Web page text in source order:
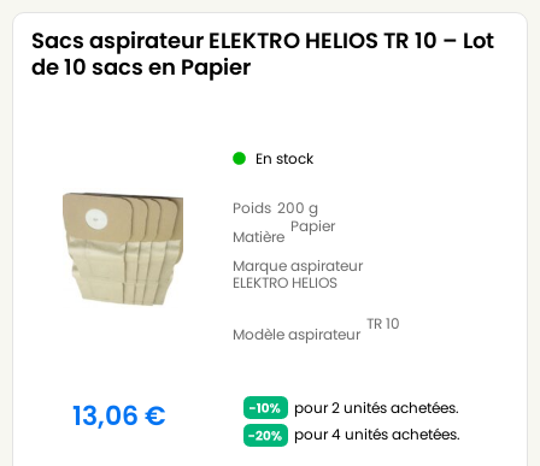
Sacs aspirateur ELEKTRO HELIOS TR 10 – Lot
de 10 sacs en Papier
En stock
Poids 200 g
Matière
Papier
Marque aspirateur
ELEKTRO HELIOS
Modèle aspirateur
TR 10
13,06€
pour 2 unités achetées.
pour 4 unités achetées.